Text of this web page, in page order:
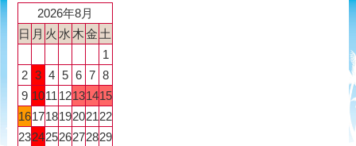
2026年8月
日 月 火 水 木金 土
1
2 3 4 5 6 7 8
9 1011 12131415
16171819202122
23242526272829